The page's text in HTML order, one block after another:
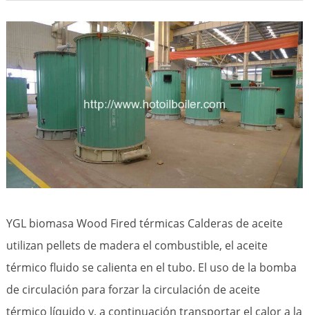
YGL biomasa Wood Fired térmicas Calderas de aceite
utilizan pellets de madera el combustible, el aceite
térmico fluido se calienta en el tubo. El uso de la bomba
de circulación para forzar la circulación de aceite
térmico líquido y, a continuación transportar el calor a la